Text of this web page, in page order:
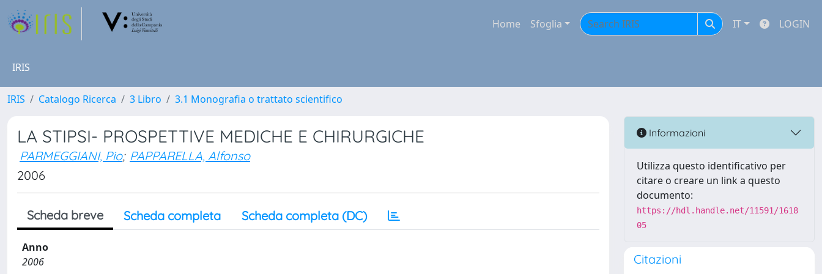
Home Sfoglia IT LOGIN
IRIS
IRIS Catalogo Ricerca 3 Libro 3.1 Monografia o trattato scientifico
LA STIPSI- PROSPETTIVE MEDICHE E CHIRURGICHE
PARMEGGIANI, Pio; PAPPARELLA, Alfonso
2006
Scheda breve Scheda completa Scheda completa (DC)
Anno
2006
Informazioni
Utilizza questo identificativo per
citare o creare un link a questo
documento:
https://hdl.handle.net/11591/1618
05
Citazioni